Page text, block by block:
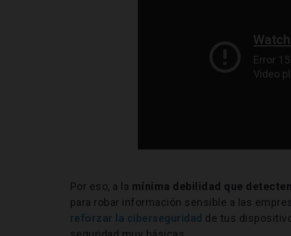
Por eso, a la mínima debilidad que
para robar información sensible a las
reforzar la ciberseguridad de tus